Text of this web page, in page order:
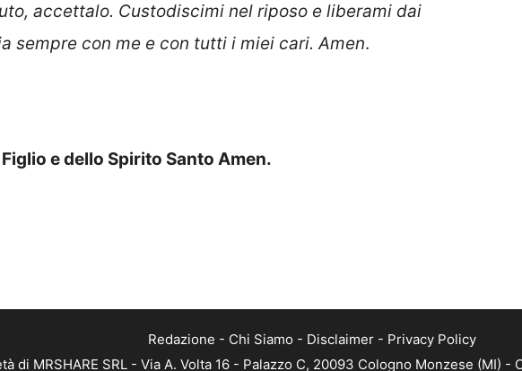
accettalo. Custodiscimi nel riposo e liberami dai
sempre con me e con tutti i miei cari. Amen.
e dello Spirito Santo Amen.
Redazione - Chi Siamo - Disclaimer - Privacy Policy
di MRSHARE SRL - Via A. Volta 16 - Palazzo C, 20093 Cologno Monzese (MI) -